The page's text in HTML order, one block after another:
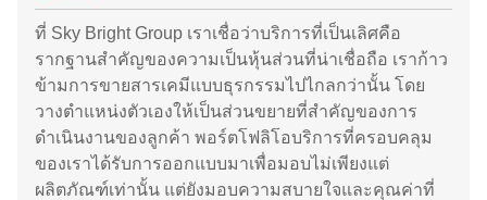
ที่ Sky Bright Group เราเชื่อว่าบริการที่เป็นเลิศคือ
รากฐานสำคัญของความเป็นหุ้นส่วนที่น่าเชื่อถือ เราก้าว
ข้ามการขายสารเคมีแบบธุรกรรมไปไกลกว่านั้น โดย
วางตำแหน่งตัวเองให้เป็นส่วนขยายที่สำคัญของการ
ดำเนินงานของลูกค้า พอร์ตโฟลิโอบริการที่ครอบคลุม
ของเราได้รับการออกแบบมาเพื่อมอบไม่เพียงแต่
ผลิตภัณฑ์เท่านั้น แต่ยังมอบความสบายใจและคุณค่าที่